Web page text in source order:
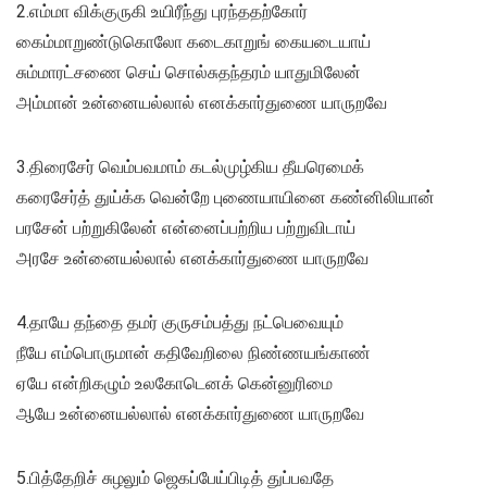
2.எம்மா விக்குருகி உயிரீந்து புரந்ததற்கோர்
கைம்மாறுண்டுகொலோ கடைகாறுங் கையடையாய்
சும்மாரட்சணை செய் சொல்சுதந்தரம் யாதுமிலேன்
அம்மான் உன்னையல்லால் எனக்கார்துணை யாருறவே
3.திரைசேர் வெம்பவமாம் கடல்முழ்கிய தீயரெமைக்
கரைசேர்த் துய்க்க வென்றே புணையாயினை கண்னிலியான்
பரசேன் பற்றுகிலேன் என்னைப்பற்றிய பற்றுவிடாய்
அரசே உன்னையல்லால் எனக்கார்துணை யாருறவே
4.தாயே தந்தை தமர் குருசம்பத்து நட்பெவையும்
நீயே எம்பொருமான் கதிவேறிலை நிண்ணயங்காண்
ஏயே என்றிகழும் உலகோடெனக் கென்னுரிமை
ஆயே உன்னையல்லால் எனக்கார்துணை யாருறவே
5.பித்தேறிச் சுழலும் ஜெகப்பேய்பிடித் துப்பவதே